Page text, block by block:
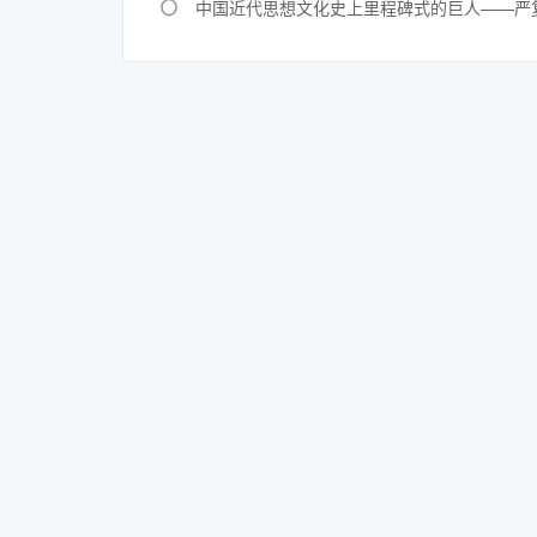
中国近代思想文化史上里程碑式的巨人——严